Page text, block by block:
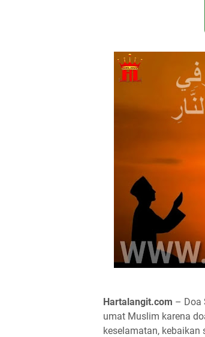
Hartalangit.com – Doa
umat Muslim karena
keselamatan, kebaikan